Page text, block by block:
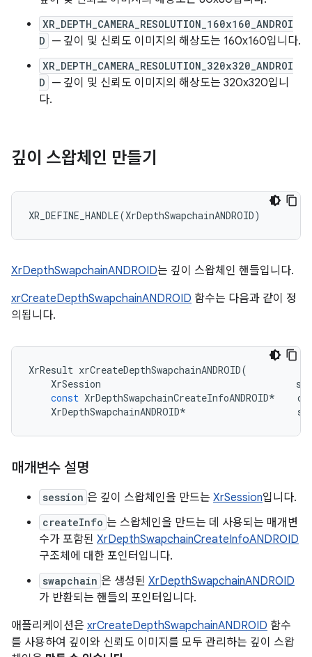
XR_DEPTH_CAMERA_RESOLUTION_160x160_ANDROI
D — 깊이 및 신뢰도 이미지의 해상도는 160x160입니다.
XR_DEPTH_CAMERA_RESOLUTION_320x320_ANDROI
D — 깊이 및 신뢰도 이미지의 해상도는 320x320입니
다.
깊이 스왑체인 만들기
XrDepthSwapchainANDROID는 깊이 스왑체인 핸들입니다.
xrCreateDepthSwapchainANDROID 함수는 다음과 같이 정
의됩니다.
XrResult xrCreateDepthSwapchainANDROID(
XrSession
const XrDepthSwapchainCreateInfoANDROID*
XrDepthSwapchainANDROID*
매개변수 설명
session 은 깊이 스왑체인을 만드는 XrSession입니다.
createInfo 는 스왑체인을 만드는 데 사용되는 매개변
수가 포함된 XrDepthSwapchainCreateInfoANDROID
구조체에 대한 포인터입니다.
swapchain 은 생성된 XrDepthSwapchainANDROID
가 반환되는 핸들의 포인터입니다.
애플리케이션은 xrCreateDepthSwapchainANDROID 함수
를 사용하여 깊이와 신뢰도 이미지를 모두 관리하는 깊이 스왑